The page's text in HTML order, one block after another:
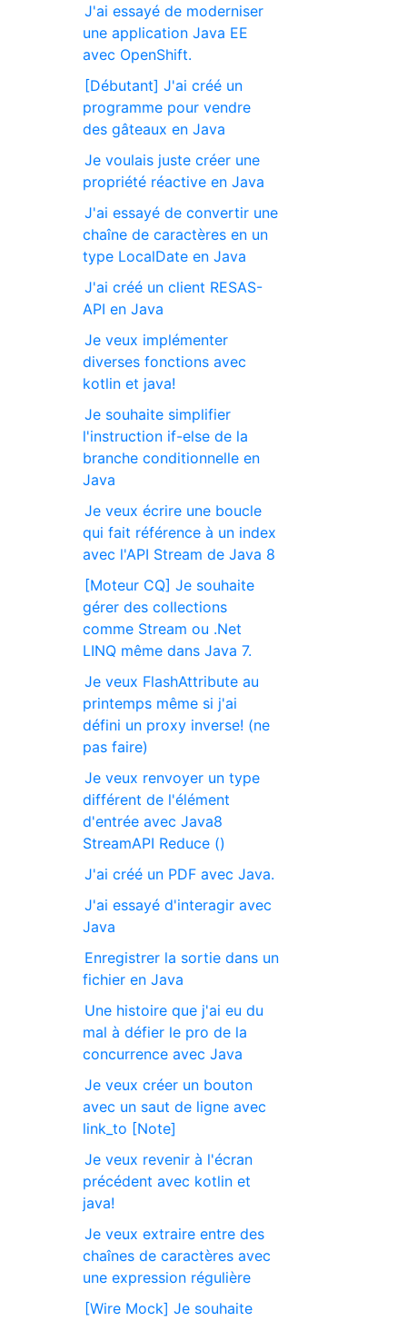
J'ai essayé de moderniser
une application Java EE
avec OpenShift.
[Débutant] J'ai créé un
programme pour vendre
des gâteaux en Java
Je voulais juste créer une
propriété réactive en Java
J'ai essayé de convertir une
chaîne de caractères en un
type LocalDate en Java
J'ai créé un client RESAS-
API en Java
Je veux implémenter
diverses fonctions avec
kotlin et java!
Je souhaite simplifier
l'instruction if-else de la
branche conditionnelle en
Java
Je veux écrire une boucle
qui fait référence à un index
avec l'API Stream de Java 8
[Moteur CQ] Je souhaite
gérer des collections
comme Stream ou .Net
LINQ même dans Java 7.
Je veux FlashAttribute au
printemps même si j'ai
défini un proxy inverse! (ne
pas faire)
Je veux renvoyer un type
différent de l'élément
d'entrée avec Java8
StreamAPI Reduce ()
J'ai créé un PDF avec Java.
J'ai essayé d'interagir avec
Java
Enregistrer la sortie dans un
fichier en Java
Une histoire que j'ai eu du
mal à défier le pro de la
concurrence avec Java
Je veux créer un bouton
avec un saut de ligne avec
link_to [Note]
Je veux revenir à l'écran
précédent avec kotlin et
java!
Je veux extraire entre des
chaînes de caractères avec
une expression régulière
[Wire Mock] Je souhaite